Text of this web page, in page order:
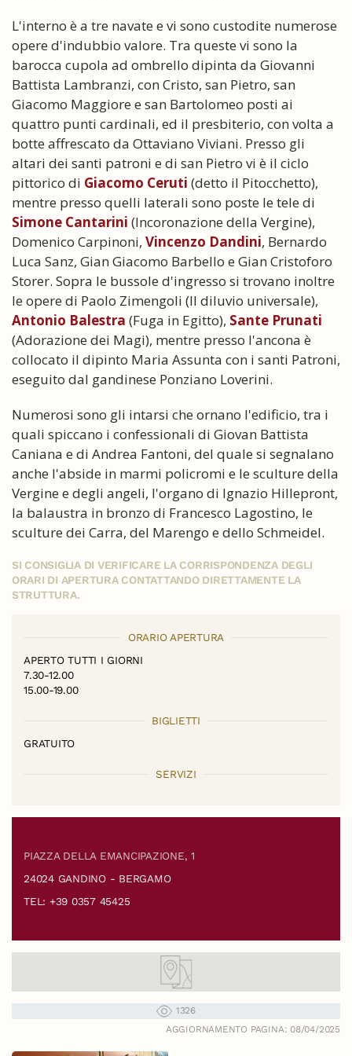
L'interno è a tre navate e vi sono custodite numerose
opere d'indubbio valore. Tra queste vi sono la
barocca cupola ad ombrello dipinta da Giovanni
Battista Lambranzi, con Cristo, san Pietro, san
Giacomo Maggiore e san Bartolomeo posti ai
quattro punti cardinali, ed il presbiterio, con volta a
botte affrescato da Ottaviano Viviani. Presso gli
altari dei santi patroni e di san Pietro vi è il ciclo
pittorico di Giacomo Ceruti (detto il Pitocchetto),
mentre presso quelli laterali sono poste le tele di
Simone Cantarini (Incoronazione della Vergine),
Domenico Carpinoni, Vincenzo Dandini, Bernardo
Luca Sanz, Gian Giacomo Barbello e Gian Cristoforo
Storer. Sopra le bussole d'ingresso si trovano inoltre
le opere di Paolo Zimengoli (Il diluvio universale),
Antonio Balestra (Fuga in Egitto), Sante Prunati
(Adorazione dei Magi), mentre presso l'ancona è
collocato il dipinto Maria Assunta con i santi Patroni,
eseguito dal gandinese Ponziano Loverini.
Numerosi sono gli intarsi che ornano l'edificio, tra i
quali spiccano i confessionali di Giovan Battista
Caniana e di Andrea Fantoni, del quale si segnalano
anche l'abside in marmi policromi e le sculture della
Vergine e degli angeli, l'organo di Ignazio Hillepront,
la balaustra in bronzo di Francesco Lagostino, le
sculture dei Carra, del Marengo e dello Schmeidel.
SI CONSIGLIA DI VERIFICARE LA CORRISPONDENZA DEGLI
ORARI DI APERTURA CONTATTANDO DIRETTAMENTE LA
STRUTTURA.
ORARIO APERTURA
APERTO TUTTI I GIORNI
7.30-12.00
15.00-19.00
BIGLIETTI
GRATUITO
SERVIZI
PIAZZA DELLA EMANCIPAZIONE, 1
24024 GANDINO - BERGAMO
TEL: +39 0357 45425
1326
AGGIORNAMENTO PAGINA: 08/04/2025